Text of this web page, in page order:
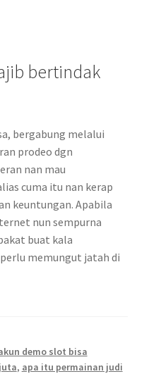
bertindak
bergabung melalui
prodeo dgn
nan mau
cuma itu nan kerap
keuntungan. Apabila
nun sempurna
buat kala
memungut jatah di
demo slot bisa
, apa itu permainan judi